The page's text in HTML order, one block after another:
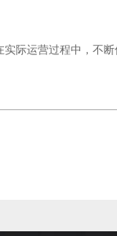
际运营过程中，不